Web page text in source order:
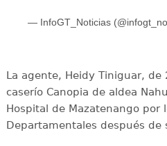
— InfoGT_Noticias
La agente, Heidy Tiniguar,
caserío Canopia de aldea
Hospital de Mazatenango por
Departamentales después de